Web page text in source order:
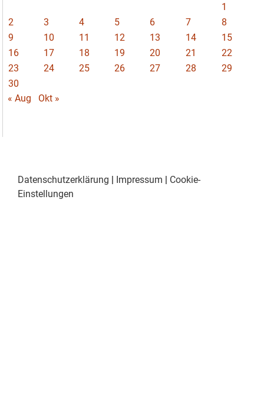
1
2
3 4 5 6 7
8
9
10 11 12 13 14
15
16
17 18 19 20 21
22
23
24 25 26 27 28
29
30
« Aug
Okt »
Datenschutzerklärung | Impressum | Cookie-
Einstellungen